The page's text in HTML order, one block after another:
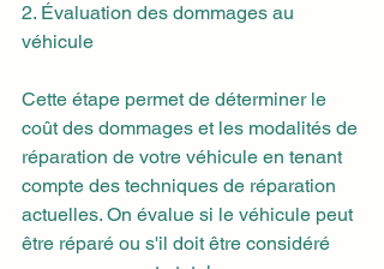
2. Évaluation des dommages au
véhicule
Cette étape permet de déterminer le
coût des dommages et les modalités de
réparation de votre véhicule en tenant
compte des techniques de réparation
actuelles. On évalue si le véhicule peut
être réparé ou s'il doit être considéré